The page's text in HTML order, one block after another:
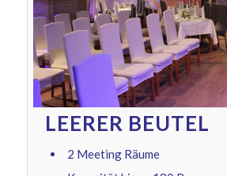
LEERER BEUTEL
2 Meeting Räume